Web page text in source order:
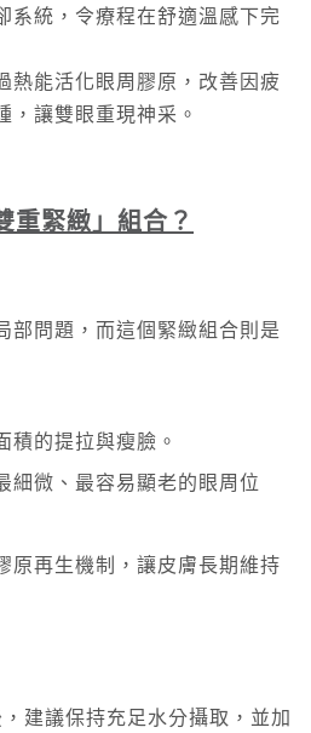
系統，令療程在舒適溫感下完
熱能活化眼周膠原，改善因疲
，讓雙眼重現神采。
重緊緻」組合？
部問題，而這個緊緻組合則是
積的提拉與瘦臉。
細微、最容易顯老的眼周位
原再生機制，讓皮膚長期維持
建議保持充足水分攝取，並加